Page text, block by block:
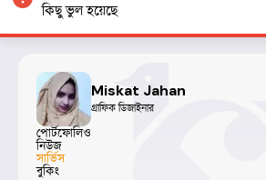
Miskat Jahan
গ্রাফিক ডিজাইনার
পোর্টফোলিও
নিউজ
সার্ভিস
বুকিং
কিছু ভুল হয়েছে